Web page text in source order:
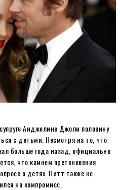
Анджелине Джоли половину
с детьми. Несмотря на то, что
больше года назад, официально
что камнем преткновения
о детях. Питт также не
на компромисс.